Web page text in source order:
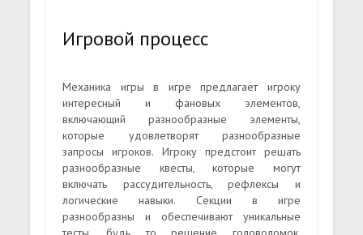
Игровой процесс
Механика игры в игре предлагает игроку
интересный и фановых элементов,
включающий разнообразные элементы,
которые удовлетворят разнообразные
запросы игроков. Игроку предстоит решать
разнообразные квесты, которые могут
включать рассудительность, рефлексы и
логические навыки. Секции в игре
разнообразны и обеспечивают уникальные